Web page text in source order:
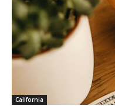
California